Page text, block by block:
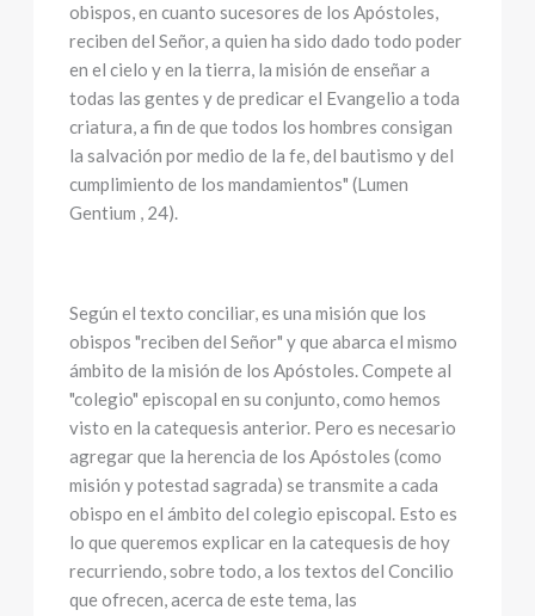
obispos, en cuanto sucesores de los Apóstoles,
reciben del Señor, a quien ha sido dado todo poder
en el cielo y en la tierra, la misión de enseñar a
todas las gentes y de predicar el Evangelio a toda
criatura, a fin de que todos los hombres consigan
la salvación por medio de la fe, del bautismo y del
cumplimiento de los mandamientos" (Lumen
Gentium , 24).
Según el texto conciliar, es una misión que los
obispos "reciben del Señor" y que abarca el mismo
ámbito de la misión de los Apóstoles. Compete al
"colegio" episcopal en su conjunto, como hemos
visto en la catequesis anterior. Pero es necesario
agregar que la herencia de los Apóstoles (como
misión y potestad sagrada) se transmite a cada
obispo en el ámbito del colegio episcopal. Esto es
lo que queremos explicar en la catequesis de hoy
recurriendo, sobre todo, a los textos del Concilio
que ofrecen, acerca de este tema, las